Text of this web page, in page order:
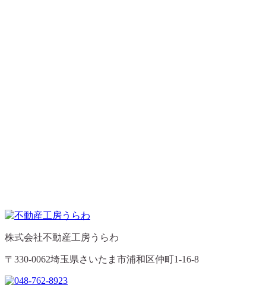
株式会社不動産工房うらわ
〒330-0062埼玉県さいたま市浦和区仲町1-16-8